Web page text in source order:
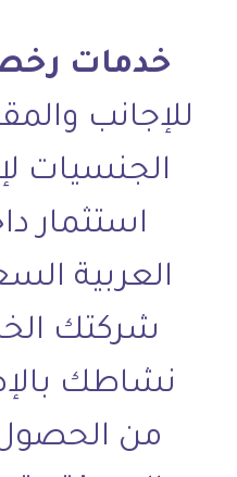
خدمات
للإجانب
الجنسيات
استثمار
العربية
شركتك
نشاطك
من الحصول